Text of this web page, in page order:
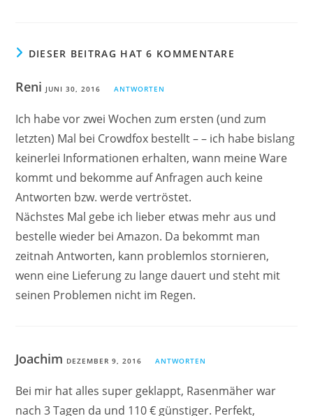
DIESER BEITRAG HAT 6 KOMMENTARE
Reni JUNI 30, 2016 ANTWORTEN
Ich habe vor zwei Wochen zum ersten (und zum
letzten) Mal bei Crowdfox bestellt – – ich habe bislang
keinerlei Informationen erhalten, wann meine Ware
kommt und bekomme auf Anfragen auch keine
Antworten bzw. werde vertröstet.
Nächstes Mal gebe ich lieber etwas mehr aus und
bestelle wieder bei Amazon. Da bekommt man
zeitnah Antworten, kann problemlos stornieren,
wenn eine Lieferung zu lange dauert und steht mit
seinen Problemen nicht im Regen.
Joachim DEZEMBER 9, 2016 ANTWORTEN
Bei mir hat alles super geklappt, Rasenmäher war
nach 3 Tagen da und 110 € günstiger. Perfekt,